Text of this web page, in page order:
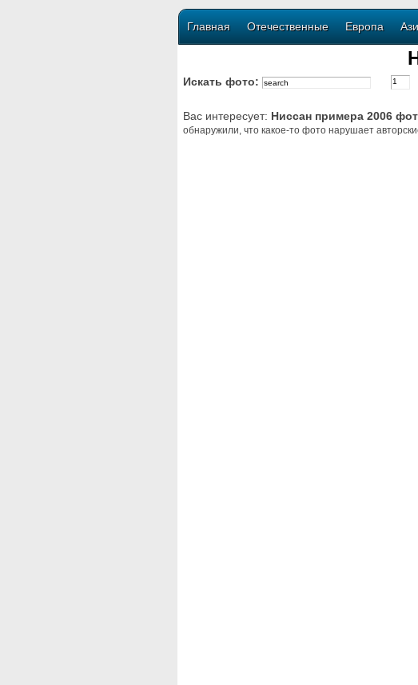
Главная Отечественные Европа
Искать фото:
Вас интересует: Ниссан примера 2006
обнаружили, что какое-то фото нарушает